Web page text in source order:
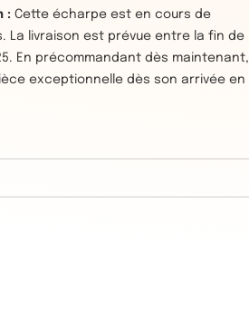
:Cette écharpe est en cours de
La livraison est prévue entre la fin de
En précommandant dès maintenant,
exceptionnelle dès son arrivée en